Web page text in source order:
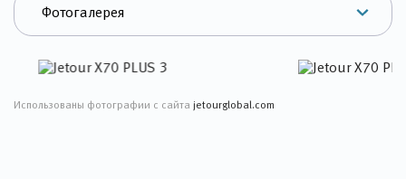
Использованы фотографии с сайта jetourglobal.com